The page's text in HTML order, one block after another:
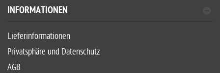
INFORMATIONEN
Lieferinformationen
Privatsphäre und Datenschutz
AGB